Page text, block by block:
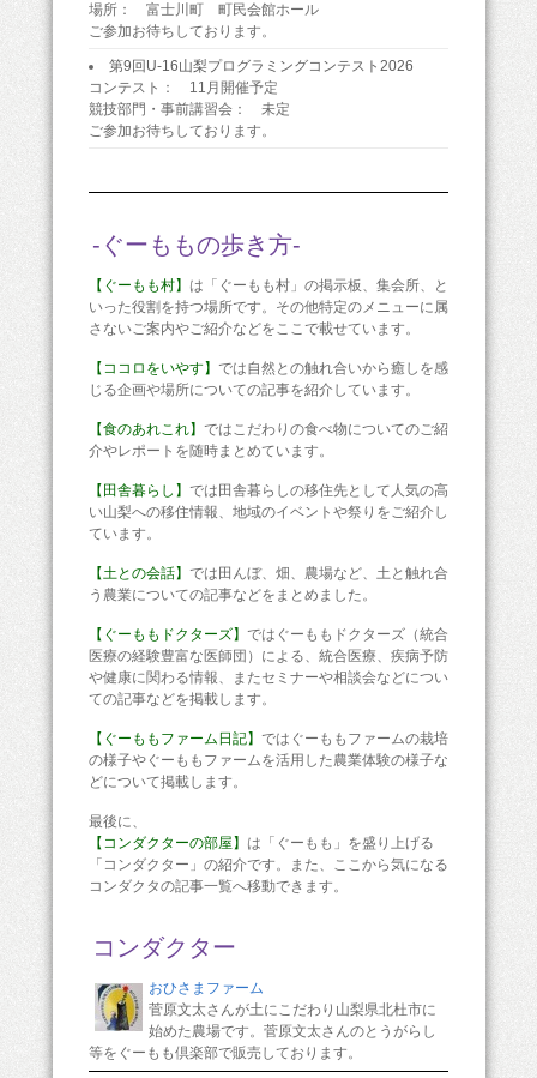
場所： 富士川町 町民会館ホール
ご参加お待ちしております。
第9回U-16山梨プログラミングコンテスト2026
コンテスト： 11月開催予定
競技部門・事前講習会： 未定
ご参加お待ちしております。
-ぐーももの歩き方-
【ぐーもも村】 は「ぐーもも村」の掲示板、集会所、と
いった役割を持つ場所です。その他特定のメニューに属
さないご案内やご紹介などをここで載せています。
【ココロをいやす】 では自然との触れ合いから癒しを感
じる企画や場所についての記事を紹介しています。
【食のあれこれ】 ではこだわりの食べ物についてのご紹
介やレポートを随時まとめています。
【田舎暮らし】 では田舎暮らしの移住先として人気の高
い山梨への移住情報、地域のイベントや祭りをご紹介し
ています。
【土との会話】 では田んぼ、畑、農場など、土と触れ合
う農業についての記事などをまとめました。
【ぐーももドクターズ】 ではぐーももドクターズ（統合
医療の経験豊富な医師団）による、統合医療、疾病予防
や健康に関わる情報、またセミナーや相談会などについ
ての記事などを掲載します。
【ぐーももファーム日記】 ではぐーももファームの栽培
の様子やぐーももファームを活用した農業体験の様子な
どについて掲載します。
最後に、
【コンダクターの部屋】 は「ぐーもも」を盛り上げる
「コンダクター」の紹介です。また、ここから気になる
コンダクタの記事一覧へ移動できます。
コンダクター
おひさまファーム
菅原文太さんが土にこだわり山梨県北杜市に
始めた農場です。菅原文太さんのとうがらし
等をぐーもも倶楽部で販売しております。